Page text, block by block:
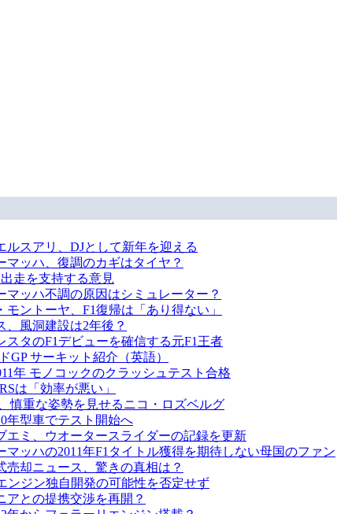
ルスアリ、DJとして新年を迎える
マッハ、復調のカギはタイヤ？
走を支持する意見
マッハ不調の原因はシミュレーター？
モントーヤ、F1復帰は「あり得ない」
、風洞建設は2年後？
スタのF1デビューを確信する元F1王者
GP サーキット紹介（英語）
年 モノコックのクラッシュテスト合格
は「効率が悪い」
、慎重な姿勢を見せるニコ・ロズベルグ
年型車でテスト開始へ
エミ、ウオータースライダーの記録を更新
マッハの2011年F1タイトル獲得を期待しない母国のファン
売却ニュース、驚きの真相は？
ンジン独自開発の可能性を否定せず
アとの提携交渉を再開？